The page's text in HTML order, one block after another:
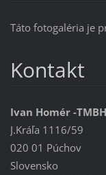
Táto fotogaléria je
Kontakt
Ivan Homér -TMBH
J.Kráľa 1116/59
020 01 Púchov
Slovensko